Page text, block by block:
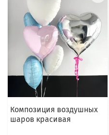
Композиция воздушных
шаров красивая